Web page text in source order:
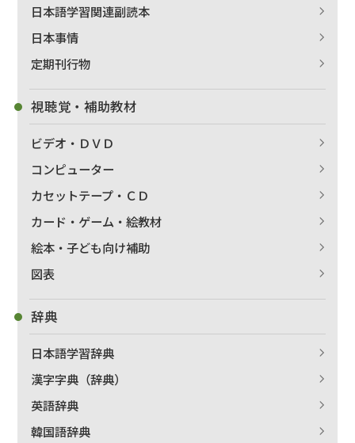
日本語学習関連副読本
日本事情
定期刊行物
視聴覚・補助教材
ビデオ・ＤＶＤ
コンピューター
カセットテープ・ＣＤ
カード・ゲーム・絵教材
絵本・子ども向け補助
図表
辞典
日本語学習辞典
漢字字典（辞典）
英語辞典
韓国語辞典